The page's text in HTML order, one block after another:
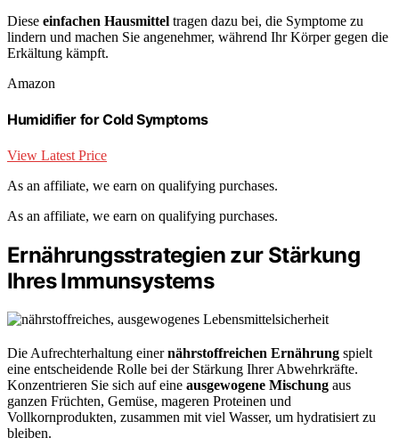
Diese einfachen Hausmittel tragen dazu bei, die Symptome zu
lindern und machen Sie angenehmer, während Ihr Körper gegen die
Erkältung kämpft.
Amazon
Humidifier for Cold Symptoms
View Latest Price
As an affiliate, we earn on qualifying purchases.
As an affiliate, we earn on qualifying purchases.
Ernährungsstrategien zur Stärkung
Ihres Immunsystems
Die Aufrechterhaltung einernährstoffreichen Ernährung spielt
eine entscheidende Rolle bei der Stärkung Ihrer Abwehrkräfte.
Konzentrieren Sie sich auf eine ausgewogene Mischung aus
ganzen Früchten, Gemüse, mageren Proteinen und
Vollkornprodukten, zusammen mit viel Wasser, um hydratisiert zu
bleiben.